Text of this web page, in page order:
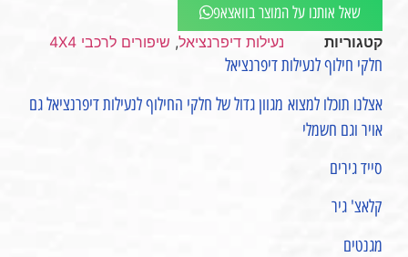
שאל אותנו על המוצר בוואצאפ
קטגוריות נעילות דיפרנציאל, שיפורים לרכבי 4X4
חלקי חילוף לנעילות דיפרנציאל
אצלנו תוכלו למצוא מגוון גדול של חלקי החילוף לנעילות דיפרנציאל גם
אויר וגם חשמלי
סייד גירים
קלאצ' גיר
מגנטים